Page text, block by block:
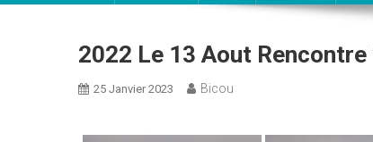
2022 Le 13 Aout Rencontre
25 Janvier 2023 Bicou